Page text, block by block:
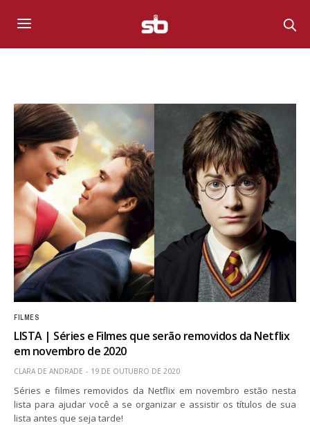
FILMES
LISTA | Séries e Filmes que serão removidos da Netflix
em novembro de 2020
CLARA DE ANDRADE 19 DE OUTUBRO DE 2020
Séries e filmes removidos da Netflix em novembro estão nesta
lista para ajudar você a se organizar e assistir os títulos de sua
lista antes que seja tarde!